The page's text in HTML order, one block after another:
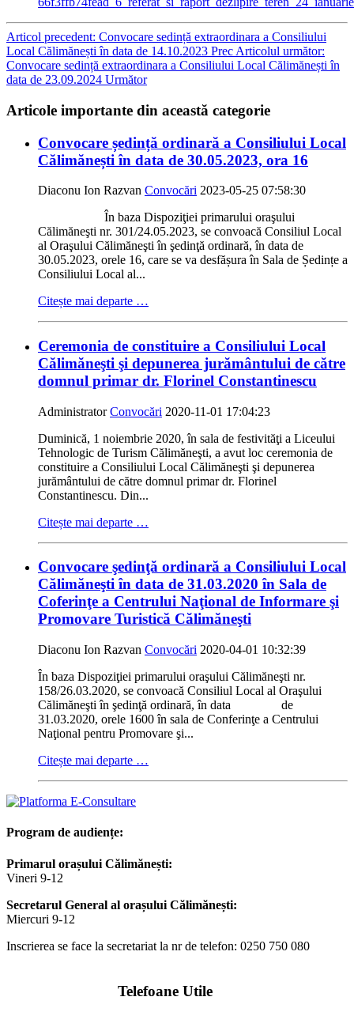
Articol precedent: Convocare sedință extraordinara a Consiliului
Local Călimănești în data de 14.10.2023 Prec Articolul următor:
Convocare sedință extraordinara a Consiliului Local Călimănești în
data de 23.09.2024 Următor
Articole importante din această categorie
Convocare ședință ordinară a Consiliului Local
Călimănești în data de 30.05.2023, ora 16
Diaconu Ion Razvan Convocări 2023-05-25 07:58:30
În baza Dispoziţiei primarului oraşului
Călimăneşti nr. 301/24.05.2023, se convoacă Consiliul Local
al Oraşului Călimăneşti în şedinţă ordinară, în data de
30.05.2023, orele 16, care se va desfășura în Sala de Ședințe a
Consiliului Local al...
Citește mai departe …
Ceremonia de constituire a Consiliului Local
Călimăneşti şi depunerea jurământului de către
domnul primar dr. Florinel Constantinescu
AdministratorConvocări 2020-11-01 17:04:23
Duminică, 1 noiembrie 2020, în sala de festivităţi a Liceului
Tehnologic de Turism Călimăneşti, a avut loc ceremonia de
constituire a Consiliului Local Călimăneşti şi depunerea
jurământului de către domnul primar dr. Florinel
Constantinescu. Din...
Citește mai departe …
Convocare şedinţă ordinară a Consiliului Local
Călimăneşti în data de 31.03.2020 în Sala de
Coferinţe a Centrului Naţional de Informare şi
Promovare Turistică Călimăneşti
Diaconu Ion Razvan Convocări 2020-04-01 10:32:39
În baza Dispoziţiei primarului oraşului Călimăneşti nr.
158/26.03.2020, se convoacă Consiliul Local al Oraşului
Călimăneşti în şedinţă ordinară, în data de
31.03.2020, orele 1600 în sala de Conferinţe a Centrului
Naţional pentru Promovare şi...
Citește mai departe …
Program de audiențe:
Primarul orașului Călimănești:
Vineri 9-12
Secretarul General al orașului Călimănești:
Miercuri 9-12
Inscrierea se face la secretariat la nr de telefon: 0250 750 080
Telefoane Utile